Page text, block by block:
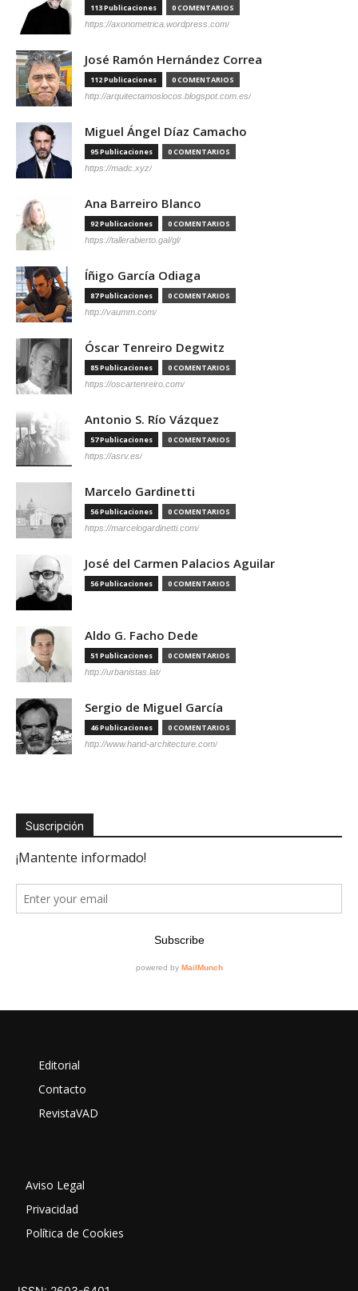
113 Publicaciones 0 COMENTARIOS
https://axonometrica.wordpress.com/
José Ramón Hernández Correa
112 Publicaciones 0 COMENTARIOS
http://arquitectamoslocos.blogspot.com.es/
Miguel Ángel Díaz Camacho
95 Publicaciones 0 COMENTARIOS
https://madc.xyz/
Ana Barreiro Blanco
92 Publicaciones 0 COMENTARIOS
https://tallerabierto.gal/gl/
Íñigo García Odiaga
87 Publicaciones 0 COMENTARIOS
http://vaumm.com/
Óscar Tenreiro Degwitz
85 Publicaciones 0 COMENTARIOS
https://oscartenreiro.com/
Antonio S. Río Vázquez
57 Publicaciones 0 COMENTARIOS
https://asrv.es/
Marcelo Gardinetti
56 Publicaciones 0 COMENTARIOS
https://marcelogardinetti.com/
José del Carmen Palacios Aguilar
56 Publicaciones 0 COMENTARIOS
Aldo G. Facho Dede
51 Publicaciones 0 COMENTARIOS
http://urbanistas.lat/
Sergio de Miguel García
46 Publicaciones 0 COMENTARIOS
http://www.hand-architecture.com/
Suscripción
Editorial
Contacto
RevistaVAD
Aviso Legal
Privacidad
Política de Cookies